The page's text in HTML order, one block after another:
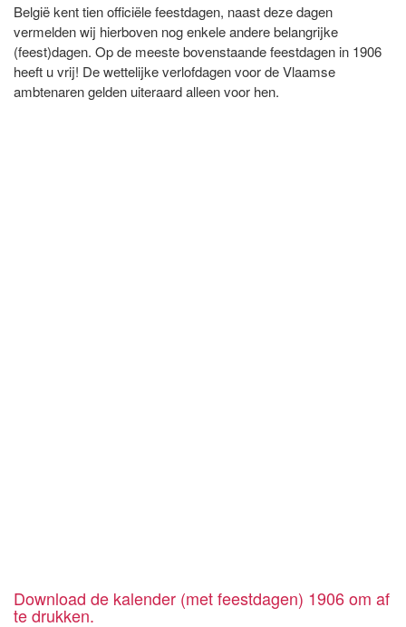
België kent tien officiële feestdagen, naast deze dagen
vermelden wij hierboven nog enkele andere belangrijke
(feest)dagen. Op de meeste bovenstaande feestdagen in 1906
heeft u vrij! De wettelijke verlofdagen voor de Vlaamse
ambtenaren gelden uiteraard alleen voor hen.
Download de kalender (met feestdagen) 1906 om af
te drukken.